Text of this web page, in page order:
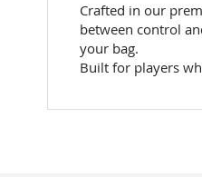
images
gallery
Crafted in our
between control
your bag.
Built for players